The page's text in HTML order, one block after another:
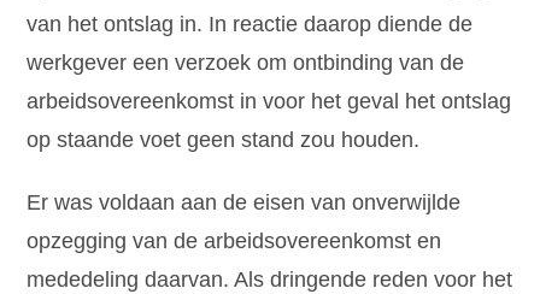
van het ontslag in. In reactie daarop diende de
werkgever een verzoek om ontbinding van de
arbeidsovereenkomst in voor het geval het ontslag
op staande voet geen stand zou houden.
Er was voldaan aan de eisen van onverwijlde
opzegging van de arbeidsovereenkomst en
mededeling daarvan. Als dringende reden voor het